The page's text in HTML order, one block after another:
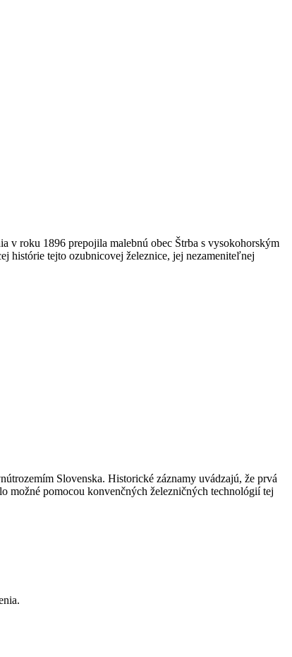
v roku 1896 prepojila malebnú obec Štrba s vysokohorským
histórie tejto ozubnicovej železnice, jej nezameniteľnej
Slovenska. Historické záznamy uvádzajú, že prvá
možné pomocou konvenčných železničných technológií tej